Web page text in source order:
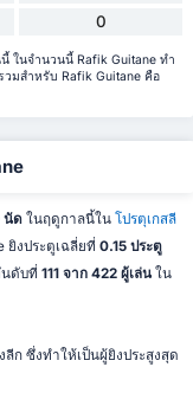
0
ในจำนวนนี้ Rafik Guitane ทำ
มสำหรับ Rafik Guitane คือ
นัดในฤดูกาลนี้ใน โปรตุเกสลี
ยิงประตูเฉลี่ยที่ 0.15 ประตู
นดับที่ 111 จาก 422 ผู้เล่นใน
ก ซึ่งทำให้เป็นผู้ยิงประสูงสุด